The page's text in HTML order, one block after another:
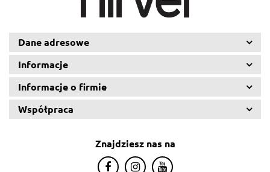
Dane adresowe
Informacje
Informacje o firmie
Współpraca
Znajdziesz nas na